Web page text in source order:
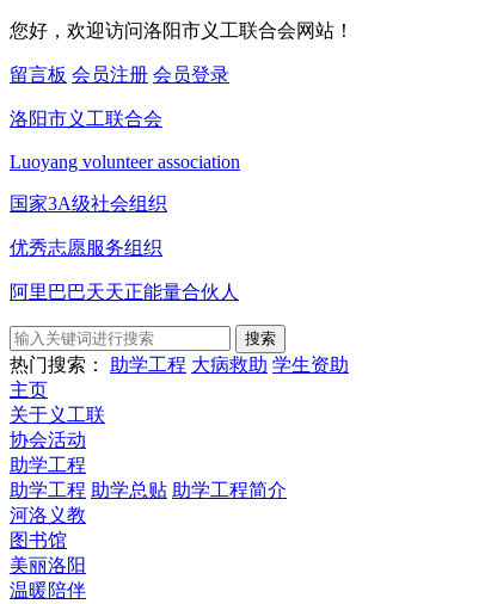
您好，欢迎访问洛阳市义工联合会网站！
留言板 会员注册 会员登录
洛阳市义工联合会
Luoyang volunteer association
国家3A级社会组织
优秀志愿服务组织
阿里巴巴天天正能量合伙人
搜索
热门搜索： 助学工程 大病救助 学生资助
主页
关于义工联
协会活动
助学工程
助学工程 助学总贴 助学工程简介
河洛义教
图书馆
美丽洛阳
温暖陪伴